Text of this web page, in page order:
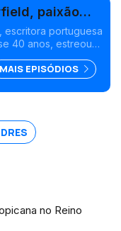
paixão
escritora portuguesa
40 anos, estreou-
uma vida
letras.
MAIS EPISÓDIOS
no Reino